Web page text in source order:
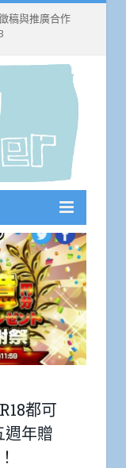
稿與推廣合作
都可
週年贈